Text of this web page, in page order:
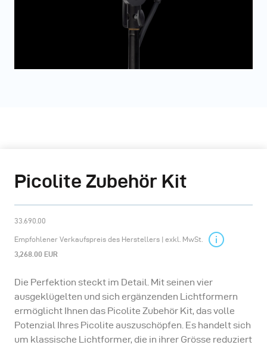
Picolite Zubehör Kit
33.690.00
Empfohlener Verkaufspreis des Herstellers | exkl. MwSt.
3,268.00 EUR
Die Perfektion steckt im Detail. Mit seinen vier
ausgeklügelten und sich ergänzenden Lichtformern
ermöglicht Ihnen das Picolite Zubehör Kit, das volle
Potenzial Ihres Picolite auszuschöpfen. Es handelt sich
um klassische Lichtformer, die in ihrer Grösse reduziert